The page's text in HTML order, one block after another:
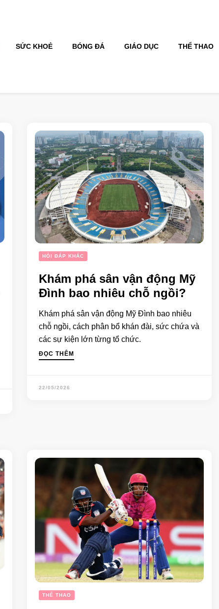
SỨC KHOẺ BÓNG ĐÁ GIÁO DỤC THỂ THAO
HỎI ĐÁP KHÁC
Khám phá sân vận động Mỹ
Đình bao nhiêu chỗ ngồi?
Khám phá sân vận động Mỹ Đình bao nhiêu
chỗ ngồi, cách phân bổ khán đài, sức chứa và
các sự kiện lớn từng tổ chức.
ĐỌC THÊM
22/05/2026
THỂ THAO